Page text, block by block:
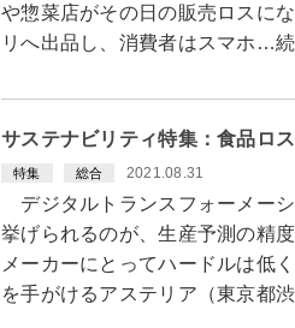
や惣菜店がその日の販売ロスに
リへ出品し、消費者はスマホ…
サステナビリティ特集：食品ロ
特集 総合 2021.08.31
デジタルトランスフォーメー
挙げられるのが、生産予測の精
メーカーにとってハードルは
を手がけるアステリア（東京都